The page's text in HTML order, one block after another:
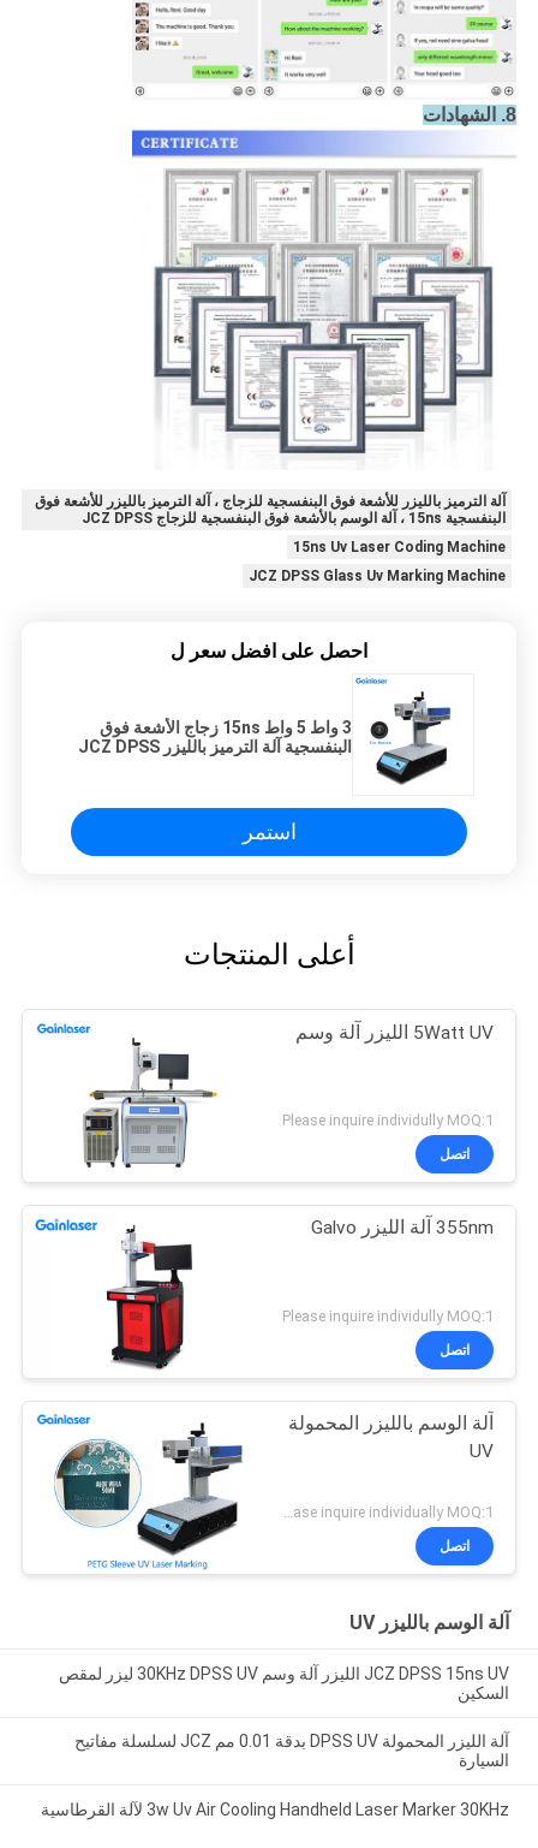
8. الشهادات
آلة الترميز بالليزر للأشعة فوق البنفسجية للزجاج ، آلة الترميز بالليزر للأشعة فوق
البنفسجية 15ns ، آلة الوسم بالأشعة فوق البنفسجية للزجاج JCZ DPSS
15ns Uv Laser Coding Machine
JCZ DPSS Glass Uv Marking Machine
احصل على افضل سعر ل
3 واط 5 واط 15ns زجاج الأشعة فوق
البنفسجية آلة الترميز بالليزر JCZ DPSS
استمر
أعلى المنتجات
5Watt UV الليزر آلة وسم
Please inquire individully MOQ:1
اتصل
355nm آلة الليزر Galvo
Please inquire individully MOQ:1
اتصل
آلة الوسم بالليزر المحمولة
UV
اتصل
آلة الوسم بالليزر UV
JCZ DPSS 15ns UV الليزر آلة وسم 30KHz DPSS UV ليزر لمقص
السكين
آلة الليزر المحمولة DPSS UV بدقة 0.01 مم JCZ لسلسلة مفاتيح
السيارة
3w Uv Air Cooling Handheld Laser Marker 30KHz لآلة القرطاسية